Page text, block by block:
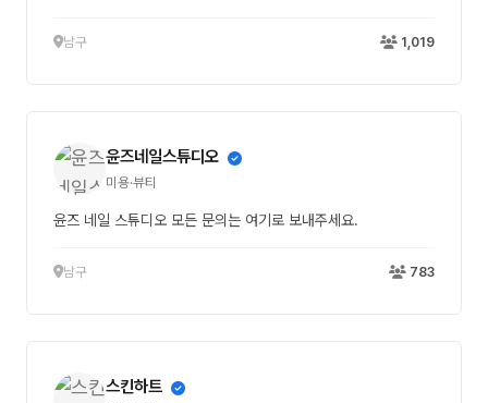
남구 1,019
윤즈네일스튜디오
미용·뷰티
윤즈 네일 스튜디오 모든 문의는 여기로 보내주세요.
남구 783
스킨하트